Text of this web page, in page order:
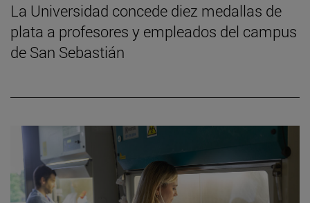
La Universidad concede diez medallas de
plata a profesores y empleados del campus
de San Sebastián